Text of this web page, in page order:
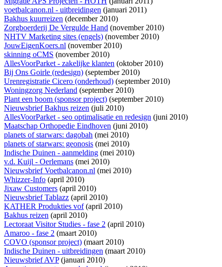
voetbalcanon.nl - uitbreidingen (januari 2011)
Bakhus kuurreizen (december 2010)
Zorgboerderij De Vergulde Hand (november 2010)
NHTV Marketing sites (engels) (november 2010)
JouwEigenKoers.nl (november 2010)
skinning oCMS (november 2010)
AllesVoorParket - zakelijke klanten (oktober 2010)
Bij Ons Goirle (redesign) (september 2010)
Urenregistratie Cicero (onderhoud) (september 2010)
Woningzorg Nederland (september 2010)
Plant een boom (sponsor project) (september 2010)
Nieuwsbrief Bakhus reizen (juli 2010)
AllesVoorParket - seo optimalisatie en redesign (juni 2010)
Maatschap Orthopedie Eindhoven (juni 2010)
planets of starwars: dagobah (mei 2010)
planets of starwars: geonosis (mei 2010)
Indische Duinen - aanmelding (mei 2010)
v.d. Kuijl - Oerlemans (mei 2010)
Nieuwsbrief Voetbalcanon.nl (mei 2010)
Whizzer-Info (april 2010)
Jixaw Customers (april 2010)
Nieuwsbrief Tablazz (april 2010)
KATHER Produkties vof(april 2010)
Bakhus reizen (april 2010)
Lectoraat Visitor Studies - fase 2 (april 2010)
Amaroo - fase 2 (maart 2010)
COVO (sponsor project) (maart 2010)
Indische Duinen - uitbreidingen (maart 2010)
Nieuwsbrief AVP(januari 2010)